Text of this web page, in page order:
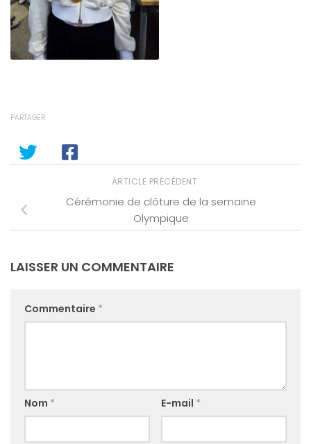
PARTAGER
ARTICLE PRÉCÉDENT
Cérémonie de clôture de la semaine
Olympique
LAISSER UN COMMENTAIRE
Commentaire *
Nom * E-mail *